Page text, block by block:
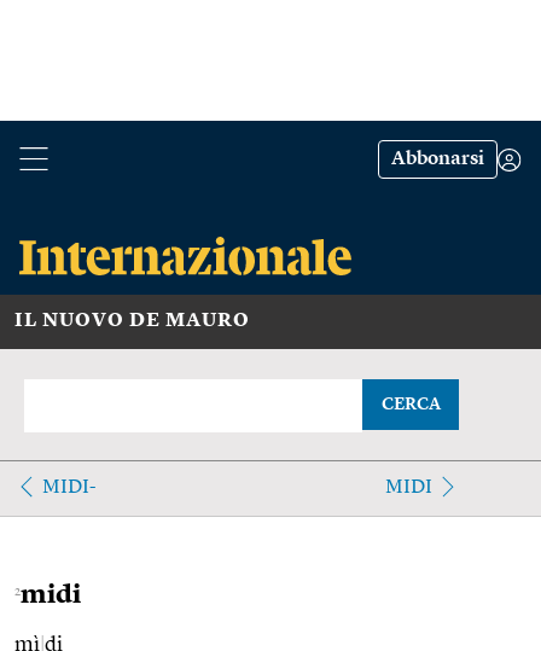
Abbonarsi
IL NUOVO DE MAURO
CERCA
MIDI- MIDI
2midi
mì di